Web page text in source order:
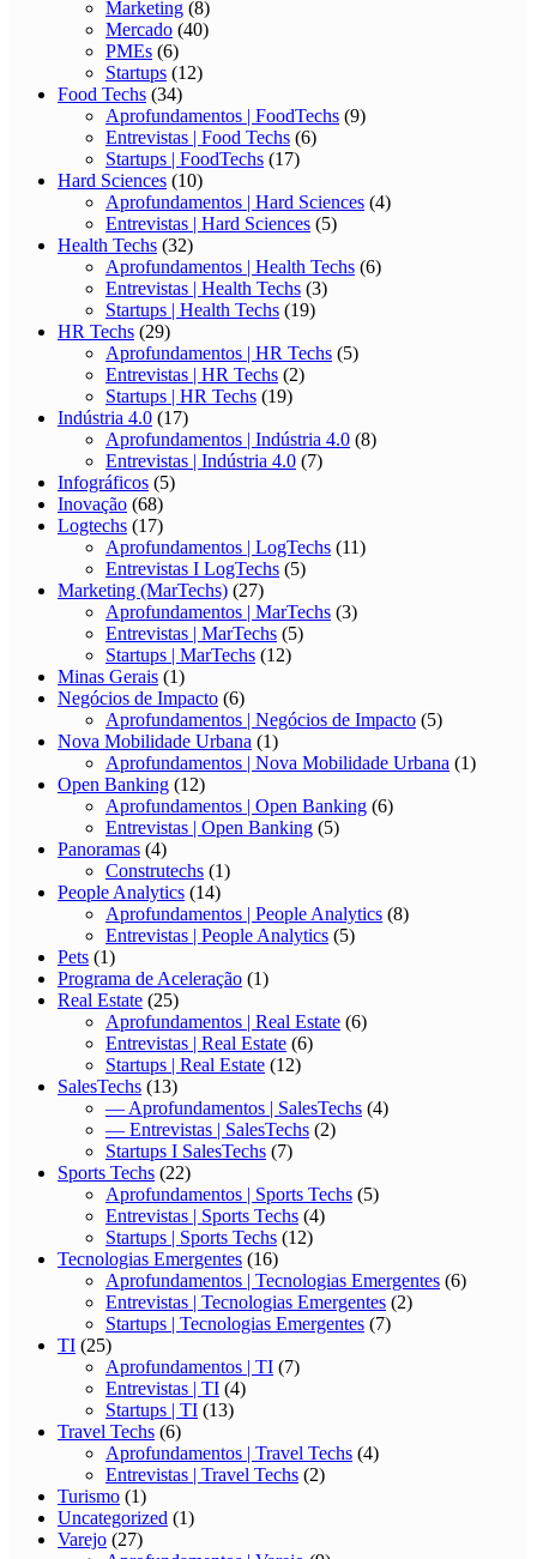
Marketing (8)
Mercado (40)
PMEs (6)
Startups (12)
Food Techs (34)
Aprofundamentos | FoodTechs (9)
Entrevistas | Food Techs (6)
Startups | FoodTechs (17)
Hard Sciences (10)
Aprofundamentos | Hard Sciences (4)
Entrevistas | Hard Sciences (5)
Health Techs (32)
Aprofundamentos | Health Techs (6)
Entrevistas | Health Techs (3)
Startups | Health Techs (19)
HR Techs (29)
Aprofundamentos | HR Techs (5)
Entrevistas | HR Techs (2)
Startups | HR Techs (19)
Indústria 4.0 (17)
Aprofundamentos | Indústria 4.0 (8)
Entrevistas | Indústria 4.0 (7)
Infográficos (5)
Inovação (68)
Logtechs (17)
Aprofundamentos | LogTechs (11)
Entrevistas I LogTechs (5)
Marketing (MarTechs) (27)
Aprofundamentos | MarTechs (3)
Entrevistas | MarTechs (5)
Startups | MarTechs (12)
Minas Gerais (1)
Negócios de Impacto (6)
Aprofundamentos | Negócios de Impacto (5)
Nova Mobilidade Urbana (1)
Aprofundamentos | Nova Mobilidade Urbana (1)
Open Banking (12)
Aprofundamentos | Open Banking (6)
Entrevistas | Open Banking (5)
Panoramas (4)
Construtechs (1)
People Analytics (14)
Aprofundamentos | People Analytics (8)
Entrevistas | People Analytics (5)
Pets (1)
Programa de Aceleração (1)
Real Estate (25)
Aprofundamentos | Real Estate (6)
Entrevistas | Real Estate (6)
Startups | Real Estate (12)
SalesTechs (13)
— Aprofundamentos | SalesTechs (4)
— Entrevistas | SalesTechs (2)
Startups I SalesTechs (7)
Sports Techs (22)
Aprofundamentos | Sports Techs (5)
Entrevistas | Sports Techs (4)
Startups | Sports Techs (12)
Tecnologias Emergentes (16)
Aprofundamentos | Tecnologias Emergentes (6)
Entrevistas | Tecnologias Emergentes (2)
Startups | Tecnologias Emergentes (7)
TI (25)
Aprofundamentos | TI (7)
Entrevistas | TI (4)
Startups | TI (13)
Travel Techs (6)
Aprofundamentos | Travel Techs (4)
Entrevistas | Travel Techs (2)
Turismo (1)
Uncategorized (1)
Varejo (27)